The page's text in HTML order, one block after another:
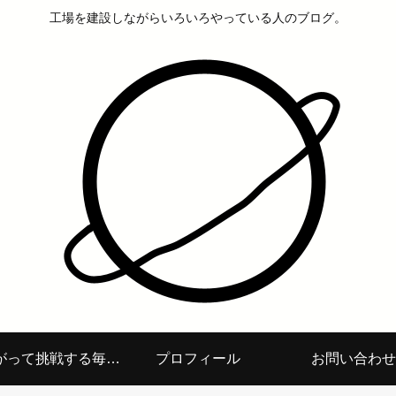
工場を建設しながらいろいろやっている人のブログ。
面白がって挑戦する毎日を プロフィール お問い合わせ